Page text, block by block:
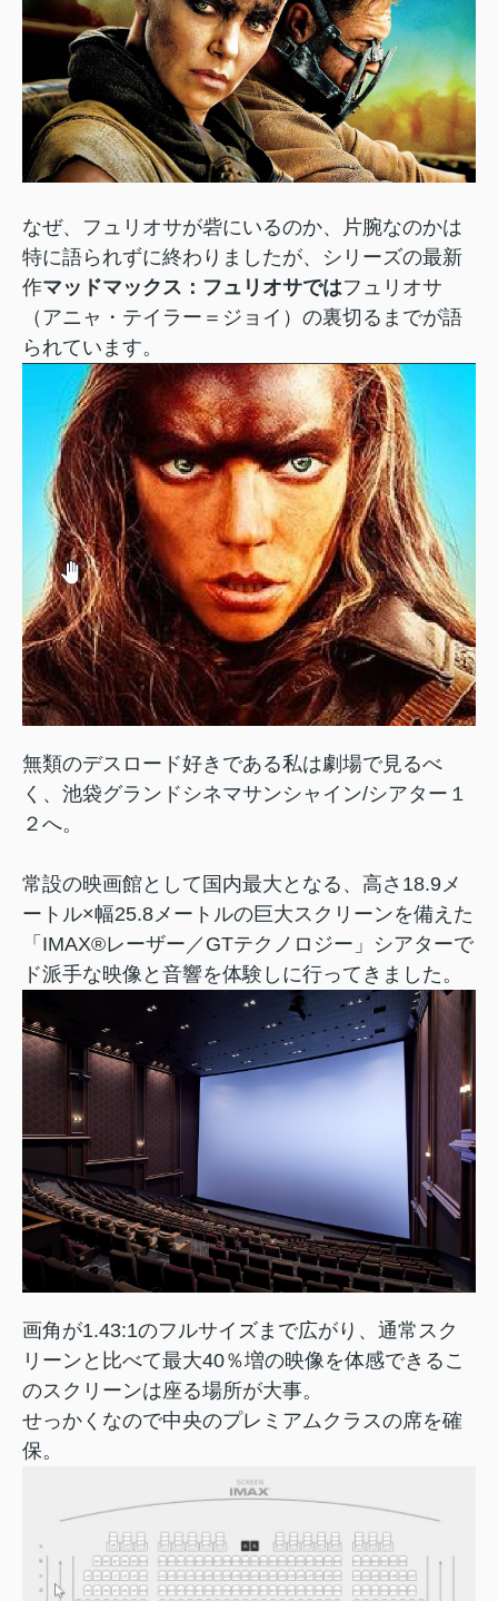
なぜ、フュリオサが砦にいるのか、片腕なのかは
特に語られずに終わりましたが、 シリーズの最新
作マッドマックス：フュリオサではフュリオサ
（ アニャ・テイラー＝ジョイ ） の裏切るまでが語
られています。
無類のデスロード好きである私は劇場で見るべ
く、池袋グランドシネマサンシャイン/シアター１
２へ。
常設の映画館として国内最大となる、高さ18.9メ
ートル×幅25.8メートルの巨大スクリーンを備えた
「IMAX®レーザー／GTテクノロジー」シアターで
ド派手な映像と音響を体験しに行ってきました。
画角が1.43:1のフルサイズまで広がり、通常スク
リーンと比べて最大40％増の映像を体感できるこ
のスクリーンは座る場所が大事。
せっかくなので中央のプレミアムクラスの席を確
保。